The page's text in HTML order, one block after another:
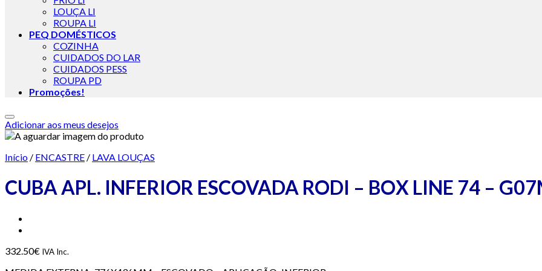
LOUÇA LI
ROUPA LI
PEQ DOMÉSTICOS
COZINHA
CUIDADOS DO LAR
CUIDADOS PESS
ROUPA PD
Promoções!
Adicionar aos meus desejos
Início / ENCASTRE / LAVA LOUÇAS
CUBA APL. INFERIOR ESCOVADA RODI – BOX LINE 74 –
332.50€ IVA Inc.